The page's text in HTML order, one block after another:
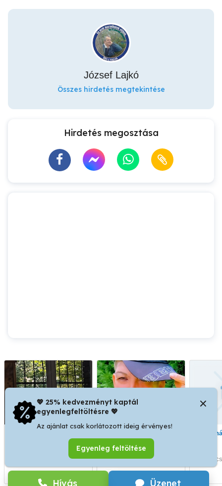
Hívás Üzenet
József Lajkó
Összes hirdetés megtekintése
Hirdetés megosztása
ablakozás Budapest
Cegléd
💖 25% kedvezményt kaptál
egyenlegfeltöltésre 💖
Az ajánlat csak korlátozott ideig érvényes!
Egyenleg feltöltése